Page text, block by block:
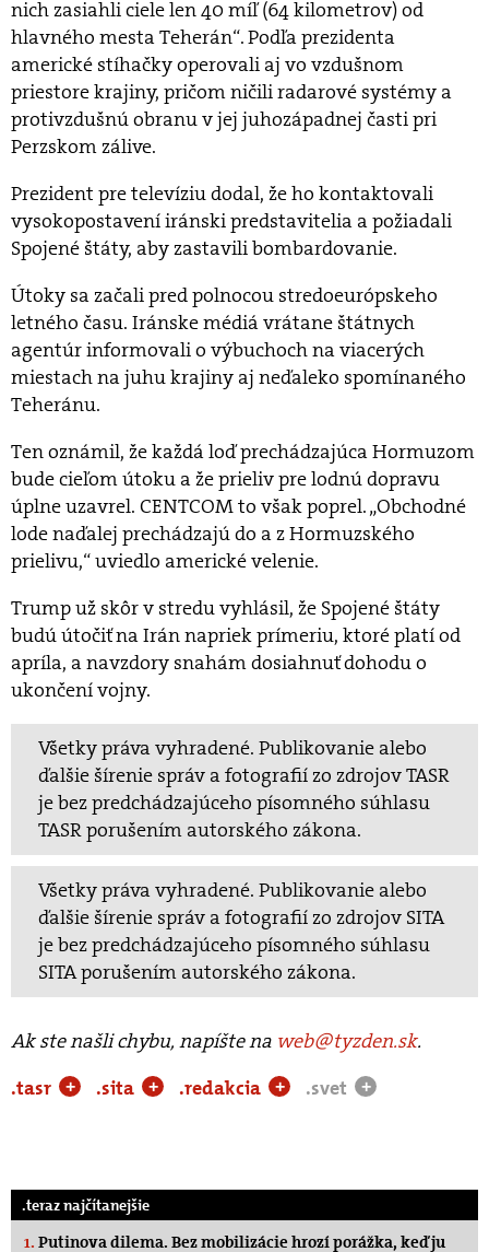
nich zasiahli ciele len 40 míľ (64 kilometrov) od
hlavného mesta Teherán“. Podľa prezidenta
americké stíhačky operovali aj vo vzdušnom
priestore krajiny, pričom ničili radarové systémy a
protivzdušnú obranu v jej juhozápadnej časti pri
Perzskom zálive.
Prezident pre televíziu dodal, že ho kontaktovali
vysokopostavení iránski predstavitelia a požiadali
Spojené štáty, aby zastavili bombardovanie.
Útoky sa začali pred polnocou stredoeurópskeho
letného času. Iránske médiá vrátane štátnych
agentúr informovali o výbuchoch na viacerých
miestach na juhu krajiny aj neďaleko spomínaného
Teheránu.
Ten oznámil, že každá loď prechádzajúca Hormuzom
bude cieľom útoku a že prieliv pre lodnú dopravu
úplne uzavrel. CENTCOM to však poprel. „Obchodné
lode naďalej prechádzajú do a z Hormuzského
prielivu,“ uviedlo americké velenie.
Trump už skôr v stredu vyhlásil, že Spojené štáty
budú útočiť na Irán napriek prímeriu, ktoré platí od
apríla, a navzdory snahám dosiahnuť dohodu o
ukončení vojny.
Všetky práva vyhradené. Publikovanie alebo
ďalšie šírenie správ a fotografií zo zdrojov TASR
je bez predchádzajúceho písomného súhlasu
TASR porušením autorského zákona.
Všetky práva vyhradené. Publikovanie alebo
ďalšie šírenie správ a fotografií zo zdrojov SITA
je bez predchádzajúceho písomného súhlasu
SITA porušením autorského zákona.
Ak ste našli chybu, napíšte na web@tyzden.sk.
.tasr
+ .sita + .redakcia + .svet +
.teraz najčítanejšie
1. Putinova dilema. Bez mobilizácie hrozí porážka, keď ju